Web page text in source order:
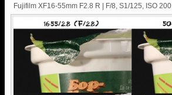
Fujifilm XF16-55mm F2.8 R | F/8, S1/125, ISO 200